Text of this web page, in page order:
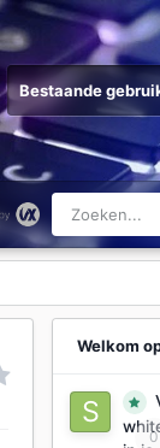
Bestaande
Welkom
0